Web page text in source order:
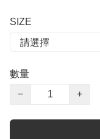
SIZE
數量
−
+